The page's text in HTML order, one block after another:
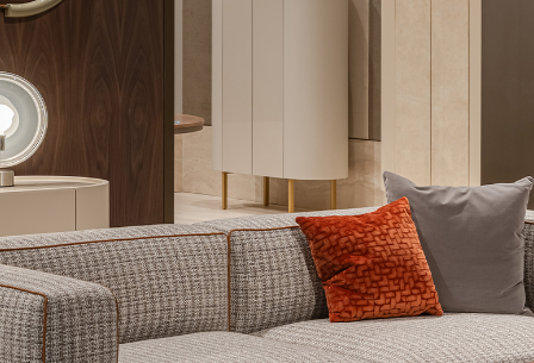
B.E.L.T. SALA DA ESTAR
DESCARGAR
Ya tienes la contraseñaSolicitar contraseña